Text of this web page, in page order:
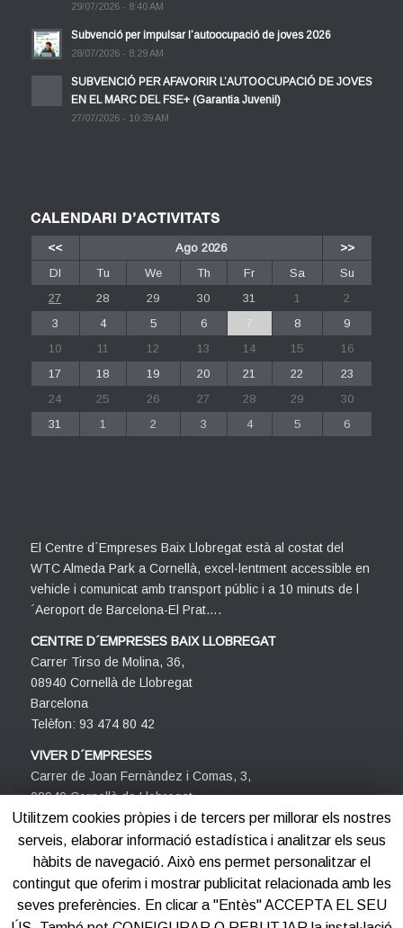
29/07/2026 - 8:40 AM
Subvenció per impulsar l’autoocupació de joves 2026
28/07/2026 - 8:29 AM
SUBVENCIÓ PER AFAVORIR L’AUTOOCUPACIÓ DE JOVES
EN EL MARC DEL FSE+ (Garantia Juvenil)
27/07/2026 - 10:39 AM
CALENDARI D’ACTIVITATS
<< Ago 2026
>>
Dl
Tu We Th Fr Sa
Su
27
28 29 30 31 1
2
3
4 5 6 7 8
9
10
11 12 13 14 15
16
17
18 19 20 21 22
23
24
25 26 27 28 29
30
31
1 2 3 4 5 6
El Centre d´Empreses Baix Llobregat està al costat del
WTC Almeda Park a Cornellà, excel·lentment accessible en
vehicle i comunicat amb transport públic i a 10 minuts de l
´Aeroport de Barcelona-El Prat….
CENTRE D´EMPRESES BAIX LLOBREGAT
Carrer Tirso de Molina, 36,
08940 Cornellà de Llobregat
Barcelona
Telèfon: 93 474 80 42
VIVER D´EMPRESES
Carrer de Joan Fernàndez i Comas, 3,
08940 Cornellà de Llobregat
Barcelona
Telèfon: 93 474 80 42
Utilitzem cookies pròpies i de tercers per millorar els nostres
serveis, elaborar informació estadística i analitzar els seus
hàbits de navegació. Això ens permet personalitzar el
contingut que oferim i mostrar publicitat relacionada amb les
seves preferències. En clicar a "Entès" ACCEPTA EL SEU